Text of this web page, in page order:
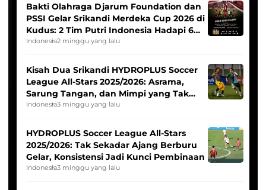
Bakti Olahraga Djarum Foundation dan
PSSI Gelar Srikandi Merdeka Cup 2026 di
Kudus: 2 Tim Putri Indonesia Hadapi 6
Tim Asia
Indonesia2 minggu yang lalu
Kisah Dua Srikandi HYDROPLUS Soccer
League All-Stars 2025/2026: Asrama,
Sarung Tangan, dan Mimpi yang Tak
Pernah Padam
Indonesia3 minggu yang lalu
HYDROPLUS Soccer League All-Stars
2025/2026: Tak Sekadar Ajang Berburu
Gelar, Konsistensi Jadi Kunci Pembinaan
Indonesia3 minggu yang lalu